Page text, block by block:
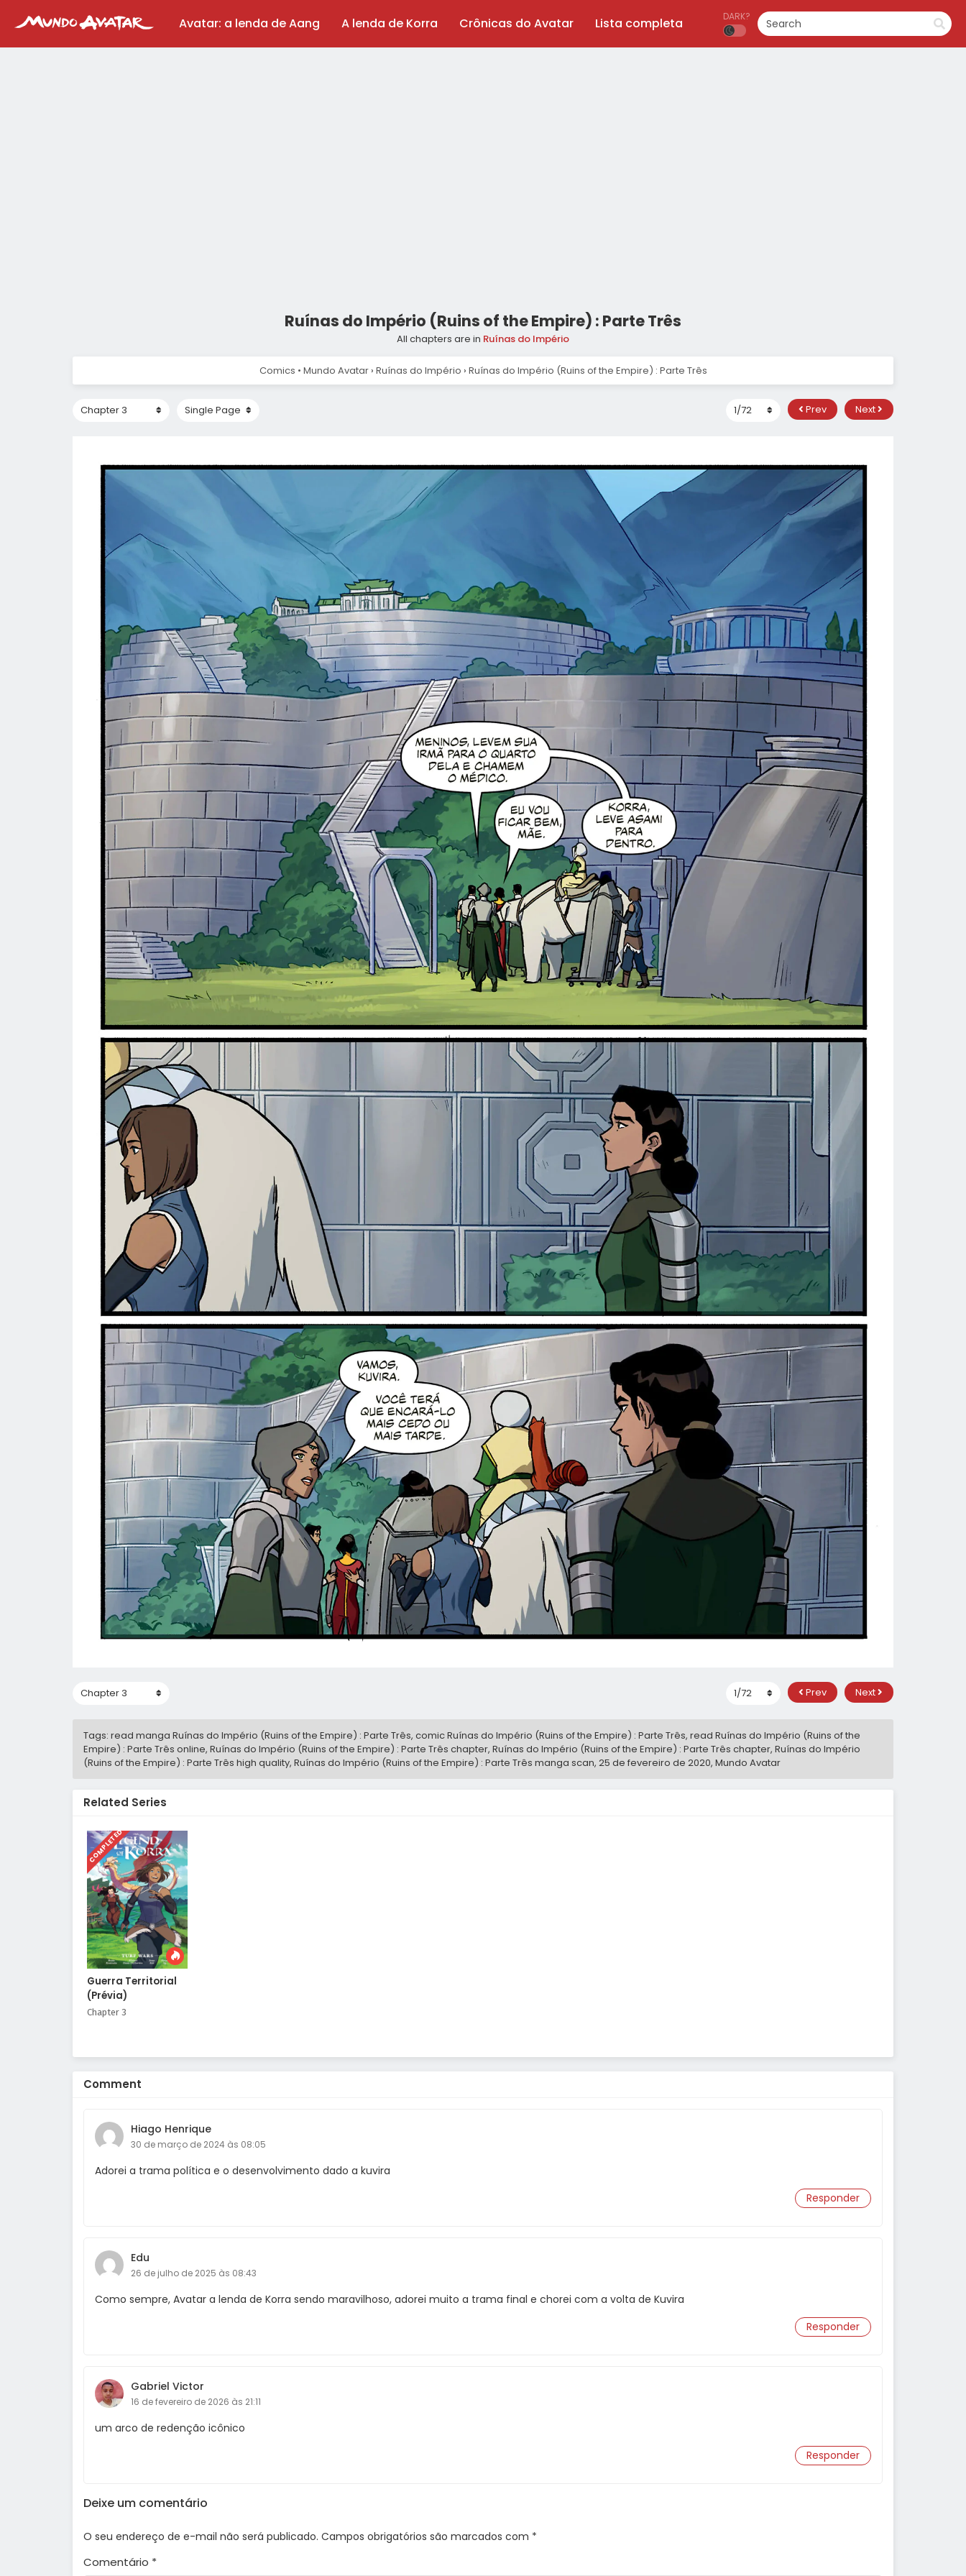
Avatar: a lenda de Aang A lenda de Korra Crônicas do Avatar Lista completa DARK?
Ruínas do Império (Ruins of the Empire) : Parte Três
All chapters are in Ruínas do Império
Comics • Mundo Avatar › Ruínas do Império › Ruínas do Império (Ruins of the Empire) : Parte Três
Prev Next
Prev Next
Tags: read manga Ruínas do Império (Ruins of the Empire) : Parte Três, comic Ruínas do Império (Ruins of the Empire) : Parte Três, read Ruínas do Império (Ruins of the
Empire) : Parte Três online, Ruínas do Império (Ruins of the Empire) : Parte Três chapter, Ruínas do Império (Ruins of the Empire) : Parte Três chapter, Ruínas do Império
(Ruins of the Empire) : Parte Três high quality, Ruínas do Império (Ruins of the Empire) : Parte Três manga scan, 25 de fevereiro de 2020, Mundo Avatar
Related Series
COMPLETED
Guerra Territorial
(Prévia)
Chapter 3
Comment
Hiago Henrique
30 de março de 2024 às 08:05
Adorei a trama política e o desenvolvimento dado a kuvira
Responder
Edu
26 de julho de 2025 às 08:43
Como sempre, Avatar a lenda de Korra sendo maravilhoso, adorei muito a trama final e chorei com a volta de Kuvira
Responder
Gabriel Victor
16 de fevereiro de 2026 às 21:11
um arco de redenção icônico
Responder
Deixe um comentário
O seu endereço de e-mail não será publicado. Campos obrigatórios são marcados com *
Comentário *